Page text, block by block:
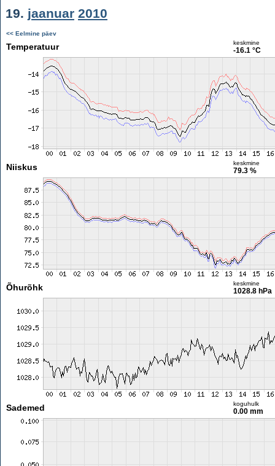
19. jaanuar 2010
<< Eelmine päev
Temperatuur keskmine
-16.1 °C
Niiskus keskmine
79.3 %
Õhurõhk keskmine
1028.8 hPa
Sademed koguhulk
0.00 mm